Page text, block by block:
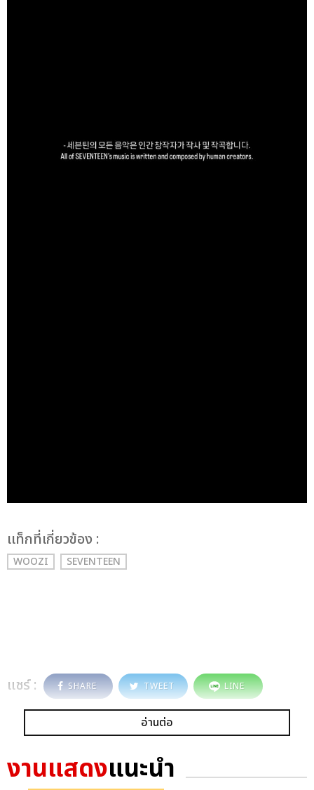
เเท็กที่เกี่ยวข้อง :
WOOZI SEVENTEEN
แชร์ : SHARE TWEET LINE
อ่านต่อ
งานแสดงแนะนำ